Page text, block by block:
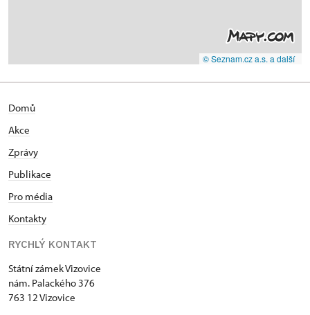
© Seznam.cz a.s. a další
Domů
Akce
Zprávy
Publikace
Pro média
Kontakty
RYCHLÝ KONTAKT
Státní zámek Vizovice
nám. Palackého 376
763 12 Vizovice